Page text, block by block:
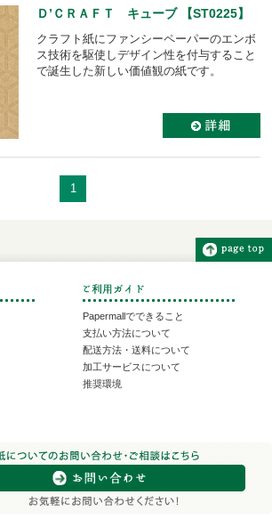
Ｄ’ＣＲＡＦＴ キューブ 【ST0225】
クラフト紙にファンシーペーパーのエンボ
ス技術を駆使しデザイン性を付与すること
で誕生した新しい価値観の紙です。
1
Papermallでできること
支払い方法について
配送方法・送料について
加工サービスについて
推奨環境